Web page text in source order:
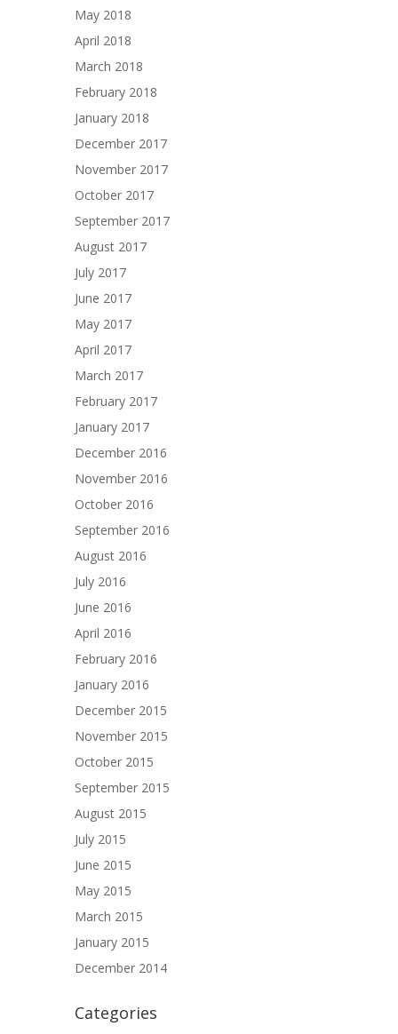
May 2018
April 2018
March 2018
February 2018
January 2018
December 2017
November 2017
October 2017
September 2017
August 2017
July 2017
June 2017
May 2017
April 2017
March 2017
February 2017
January 2017
December 2016
November 2016
October 2016
September 2016
August 2016
July 2016
June 2016
April 2016
February 2016
January 2016
December 2015
November 2015
October 2015
September 2015
August 2015
July 2015
June 2015
May 2015
March 2015
January 2015
December 2014
Categories